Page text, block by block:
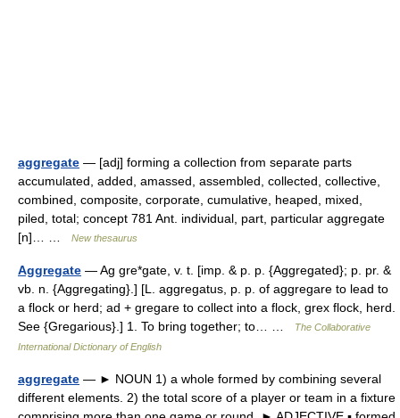
aggregate — [adj] forming a collection from separate parts
accumulated, added, amassed, assembled, collected, collective,
combined, composite, corporate, cumulative, heaped, mixed,
piled, total; concept 781 Ant. individual, part, particular aggregate
[n]… …
New thesaurus
Aggregate — Ag gre*gate, v. t. [imp. & p. p. {Aggregated}; p. pr. &
vb. n. {Aggregating}.] [L. aggregatus, p. p. of aggregare to lead to
a flock or herd; ad + gregare to collect into a flock, grex flock, herd.
See {Gregarious}.] 1. To bring together; to… …
The Collaborative
International Dictionary of English
aggregate — ► NOUN 1) a whole formed by combining several
different elements. 2) the total score of a player or team in a fixture